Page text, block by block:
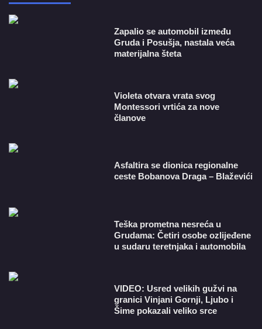
Zapalio se automobil između
Gruda i Posušja, nastala veća
materijalna šteta
Violeta otvara vrata svog
Montessori vrtića za nove
članove
Asfaltira se dionica regionalne
ceste Bobanova Draga – Blaževići
Teška prometna nesreća u
Grudama: Četiri osobe ozlijeđene
u sudaru teretnjaka i automobila
VIDEO: Usred velikih gužvi na
granici Vinjani Gornji, Ljubo i
Šime pokazali veliko srce